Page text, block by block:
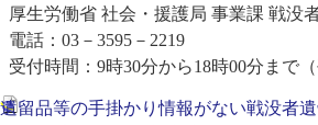
厚生労働省 社会・援護局 事業課 戦没
電話：03－3595－2219
受付時間：9時30分から18時00分まで（
遺留品等の手掛かり情報がない戦没者